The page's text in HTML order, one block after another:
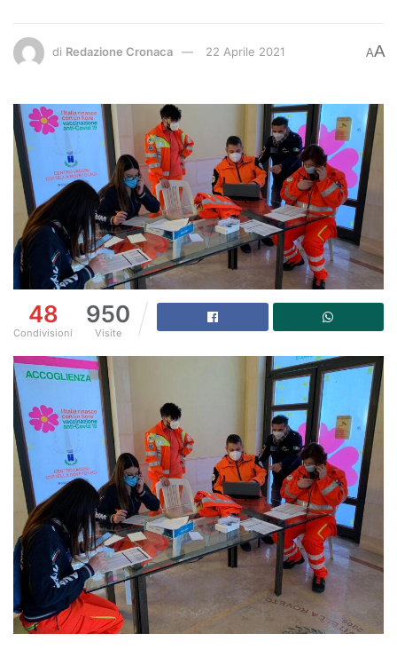
di Redazione Cronaca 22 Aprile 2021 AA
48
Condivisioni
950
Visite